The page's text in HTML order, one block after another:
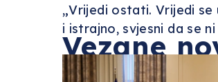
„Vrijedi ostati. Vrijedi
i istrajno, svjesni da se
Vezane